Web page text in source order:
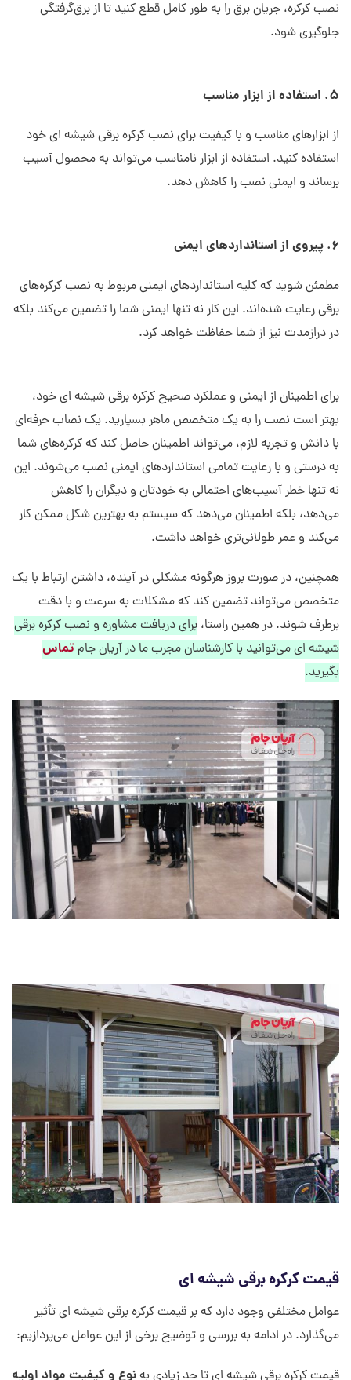
نصب کرکره، جریان برق را به طور کامل قطع کنید تا از برق‌گرفتگی
جلوگیری شود.
5. استفاده از ابزار مناسب
از ابزارهای مناسب و با کیفیت برای نصب کرکره برقی شیشه ای خود
استفاده کنید. استفاده از ابزار نامناسب می‌تواند به محصول آسیب
برساند و ایمنی نصب را کاهش دهد.
6. پیروی از استانداردهای ایمنی
مطمئن شوید که کلیه استانداردهای ایمنی مربوط به نصب کرکره‌های
برقی رعایت شده‌اند. این کار نه تنها ایمنی شما را تضمین می‌کند بلکه
در درازمدت نیز از شما حفاظت خواهد کرد.
برای اطمینان از ایمنی و عملکرد صحیح کرکره برقی شیشه ای خود،
بهتر است نصب را به یک متخصص ماهر بسپارید. یک نصاب حرفه‌ای
با دانش و تجربه لازم، می‌تواند اطمینان حاصل کند که کرکره‌های شما
به درستی و با رعایت تمامی استانداردهای ایمنی نصب می‌شوند. این
نه تنها خطر آسیب‌های احتمالی به خودتان و دیگران را کاهش
می‌دهد، بلکه اطمینان می‌دهد که سیستم به بهترین شکل ممکن کار
می‌کند و عمر طولانی‌تری خواهد داشت.
همچنین، در صورت بروز هرگونه مشکلی در آینده، داشتن ارتباط با یک
متخصص می‌تواند تضمین کند که مشکلات به سرعت و با دقت
برطرف شوند. در همین راستا، برای دریافت مشاوره و نصب کرکره برقی
شیشه ای می‌توانید با کارشناسان مجرب ما در آریان جامتماس
بگیرید.
قیمت کرکره برقی شیشه ای
عوامل مختلفی وجود دارد که بر قیمت کرکره برقی شیشه ای تأثیر
می‌گذارد. در ادامه به بررسی و توضیح برخی از این عوامل می‌پردازیم:
قیمت کرکره برقی شیشه ای تا حد زیادی بهنوع و کیفیت مواد اولیه